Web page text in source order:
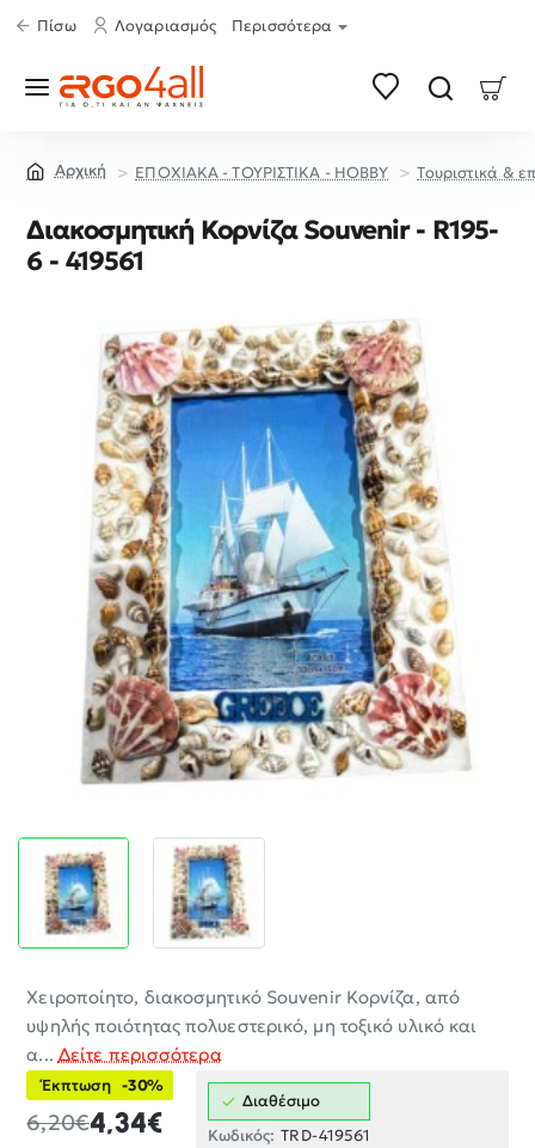
Πίσω Λογαριασμός Περισσότερα
ΕΠΟΧΙΑΚΑ - ΤΟΥΡΙΣΤΙΚΑ - HOBBY Τουριστικά &
Διακοσμητική Κορνίζα Souvenir - R195-
6 - 419561
Χειροποίητο, διακοσμητικό Souvenir Κορνίζα, από
υψηλής ποιότητας πολυεστερικό, μη τοξικό υλικό και
α... Δείτε περισσότερα
Έκπτωση -30%
4,34€
6,20€
Διαθέσιμο
Κωδικός: TRD-419561